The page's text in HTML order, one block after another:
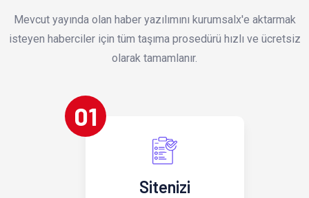
Mevcut yayında olan haber yazılımını kurumsalx'e aktarmak
isteyen haberciler için tüm taşıma prosedürü hızlı ve ücretsiz
olarak tamamlanır.
01
Sitenizi